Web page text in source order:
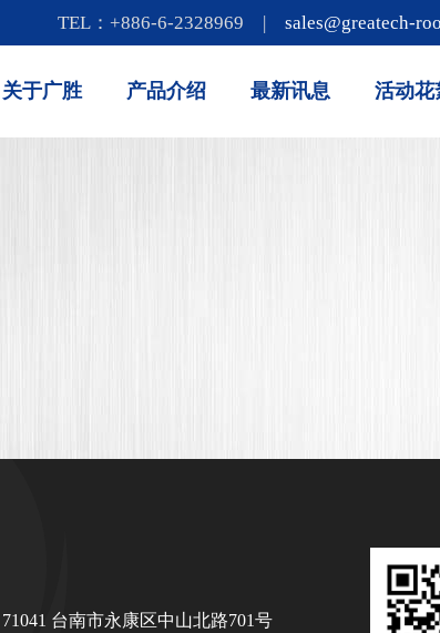
TEL：+886-6-2328969 | sales@greatech-
关于广胜 产品介绍 最新讯息 活动花
71041 台南市永康区中山北路701号